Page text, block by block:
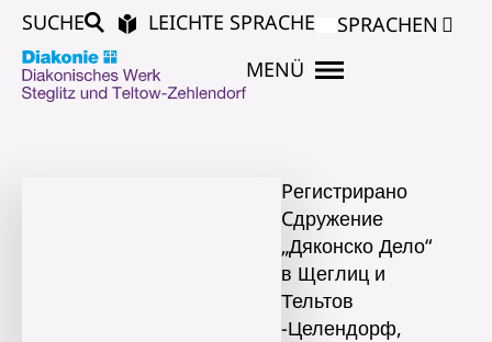
SUCHE LEICHTE SPRACHE
SPRACHEN
MENÜ
Pегистрирано
Cдружение
„Дяконско Дело“
в Щеглиц и
Тельтов
-Целендорф,